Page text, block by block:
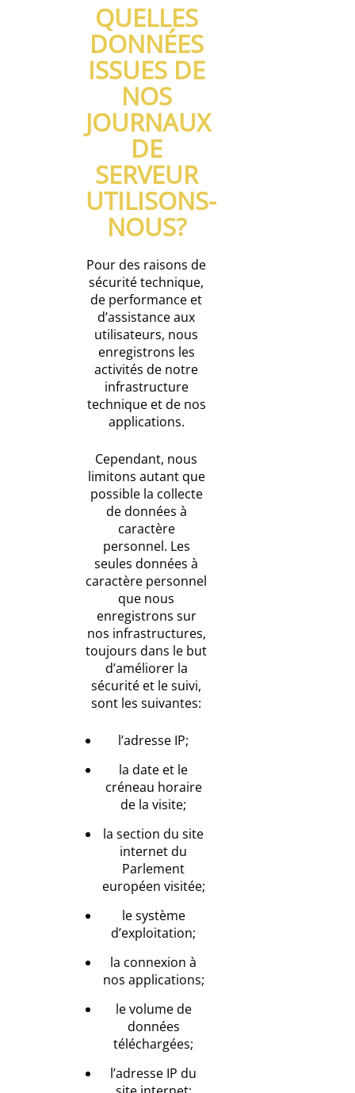
QUELLES
DONNÉES
ISSUES DE
NOS
JOURNAUX
DE
SERVEUR
UTILISONS-
NOUS?
Pour des raisons de
sécurité technique,
de performance et
d’assistance aux
utilisateurs, nous
enregistrons les
activités de notre
infrastructure
technique et de nos
applications.
Cependant, nous
limitons autant que
possible la collecte
de données à
caractère
personnel. Les
seules données à
caractère personnel
que nous
enregistrons sur
nos infrastructures,
toujours dans le but
d’améliorer la
sécurité et le suivi,
sont les suivantes:
l’adresse IP;
la date et le
créneau horaire
de la visite;
la section du site
internet du
Parlement
européen visitée;
le système
d’exploitation;
la connexion à
nos applications;
le volume de
données
téléchargées;
l’adresse IP du